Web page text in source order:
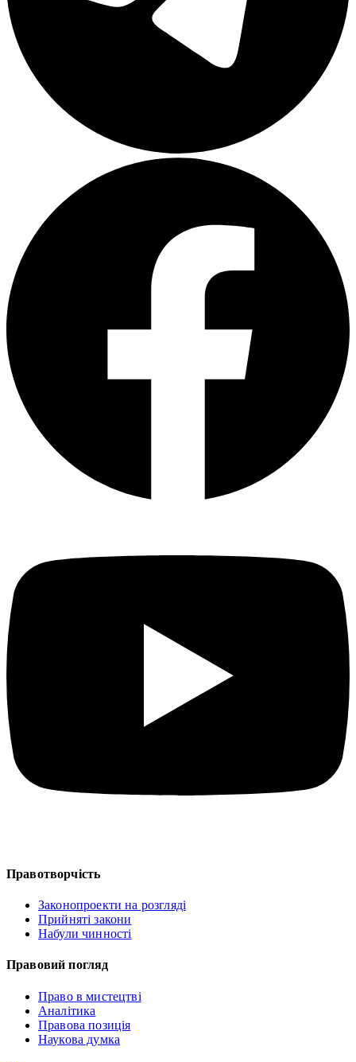
Правотворчість
Законопроекти на розгляді
Прийняті закони
Набули чинності
Правовий погляд
Право в мистецтві
Аналітика
Правова позиція
Наукова думка